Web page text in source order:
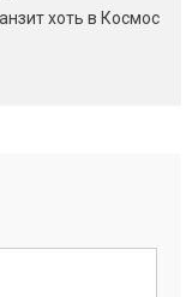
хоть в Космос